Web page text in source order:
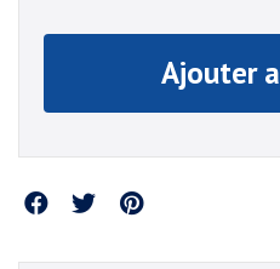
Ajouter
Partager